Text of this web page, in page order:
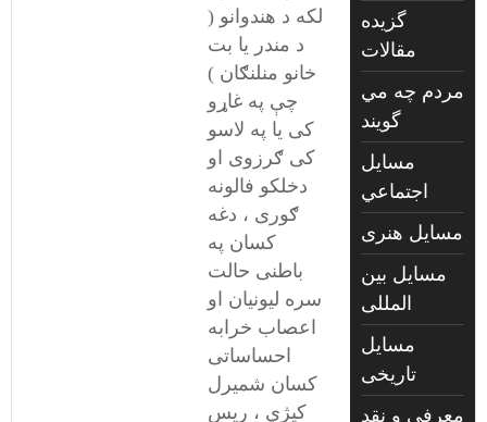
لکه د هندوانو (
د مندر یا بت
خانو منلنګان )
چې په غاړو
کی یا په لاسو
کی ګرزوی او
دخلکو فالونه
ګوری ، دغه
کسان په
باطنی حالت
سره لیونیان او
اعصاب خرابه
احساساتی
کسان شمیرل
کیژي ، ریس
گزیده
مقالات
مردم چه مي
گويند
مسايل
اجتماعي
مسايل هنری
مسایل بین
المللی
مسایل
تاریخی
معرفی و نقد